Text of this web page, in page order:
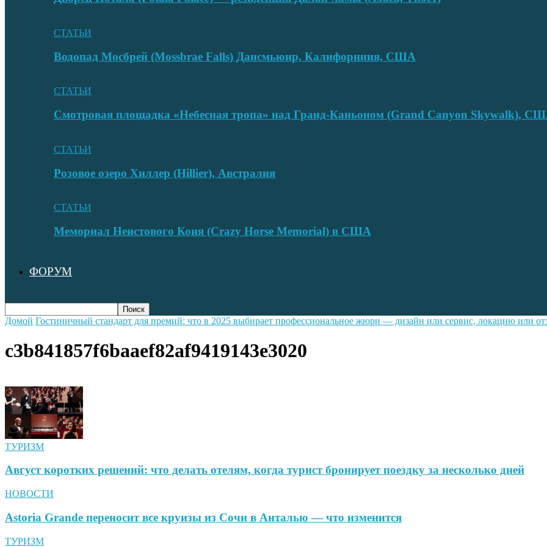
СТАТЬИ
Водопад Мосбрей (Mossbrae Falls) Дансмьюир, Калифорниия, США
СТАТЬИ
Смотровая площадка «Небесная тропа» над Гранд-Каньоном (Grand Canyon Skywalk),
СТАТЬИ
Розовое озеро Хиллер (Hillier), Австралия
СТАТЬИ
Мемориал Неистового Коня (Crazy Horse Memorial) в США
ФОРУМ
Домой Гостиничный стандарт для премий: что в 2025 выбирает профессиональное жюри — дизайн или сервис, локацию или
c3b841857f6baaef82af9419143e3020
ТУРИЗМ
Август коротких решений: что делать отелям, когда турист бронирует поездку за несколько дней
НОВОСТИ
Astoria Grande переносит все круизы из Сочи в Анталью — что изменится
ТУРИЗМ